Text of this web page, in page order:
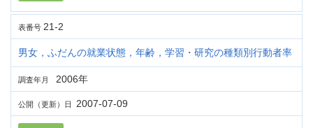
表番号 21-2
男女，ふだんの就業状態，年齢，学習・研究の種類別行動者率
調査年月 2006年
公開（更新）日 2007-07-09